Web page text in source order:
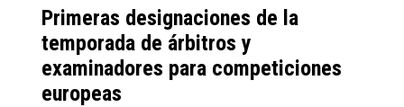
Primeras designaciones de la
temporada de árbitros y
examinadores para competiciones
europeas